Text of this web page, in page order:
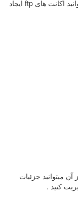
هاست محسوب میشود که با استفاده از آن می توانید اکانت های ftp ایجاد
میتوانید جزئیات